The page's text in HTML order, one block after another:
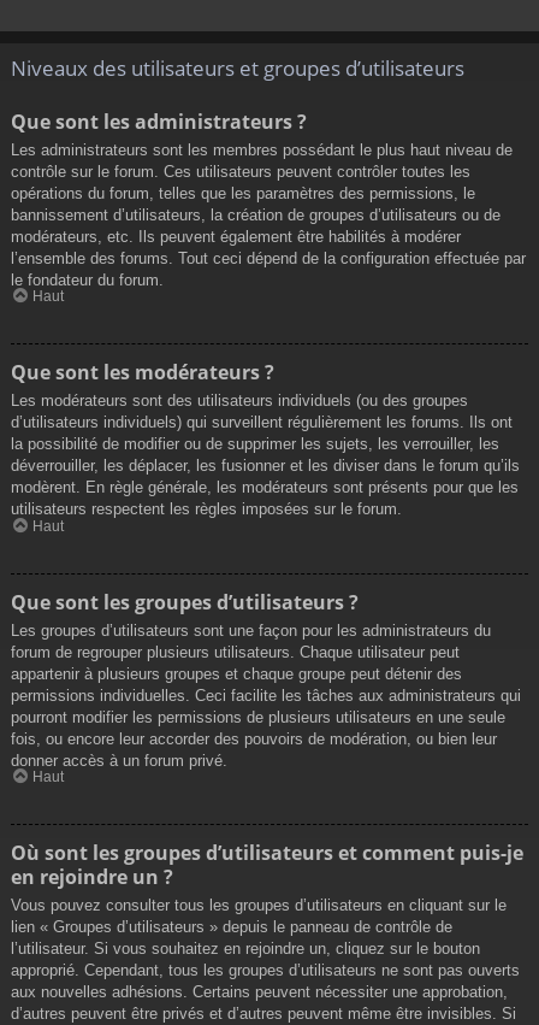
Niveaux des utilisateurs et groupes d’utilisateurs
Que sont les administrateurs ?
Les administrateurs sont les membres possédant le plus haut niveau de
contrôle sur le forum. Ces utilisateurs peuvent contrôler toutes les
opérations du forum, telles que les paramètres des permissions, le
bannissement d’utilisateurs, la création de groupes d’utilisateurs ou de
modérateurs, etc. Ils peuvent également être habilités à modérer
l’ensemble des forums. Tout ceci dépend de la configuration effectuée par
le fondateur du forum.
Haut
Que sont les modérateurs ?
Les modérateurs sont des utilisateurs individuels (ou des groupes
d’utilisateurs individuels) qui surveillent régulièrement les forums. Ils ont
la possibilité de modifier ou de supprimer les sujets, les verrouiller, les
déverrouiller, les déplacer, les fusionner et les diviser dans le forum qu’ils
modèrent. En règle générale, les modérateurs sont présents pour que les
utilisateurs respectent les règles imposées sur le forum.
Haut
Que sont les groupes d’utilisateurs ?
Les groupes d’utilisateurs sont une façon pour les administrateurs du
forum de regrouper plusieurs utilisateurs. Chaque utilisateur peut
appartenir à plusieurs groupes et chaque groupe peut détenir des
permissions individuelles. Ceci facilite les tâches aux administrateurs qui
pourront modifier les permissions de plusieurs utilisateurs en une seule
fois, ou encore leur accorder des pouvoirs de modération, ou bien leur
donner accès à un forum privé.
Haut
Où sont les groupes d’utilisateurs et comment puis-je
en rejoindre un ?
Vous pouvez consulter tous les groupes d’utilisateurs en cliquant sur le
lien « Groupes d’utilisateurs » depuis le panneau de contrôle de
l’utilisateur. Si vous souhaitez en rejoindre un, cliquez sur le bouton
approprié. Cependant, tous les groupes d’utilisateurs ne sont pas ouverts
aux nouvelles adhésions. Certains peuvent nécessiter une approbation,
d’autres peuvent être privés et d’autres peuvent même être invisibles. Si